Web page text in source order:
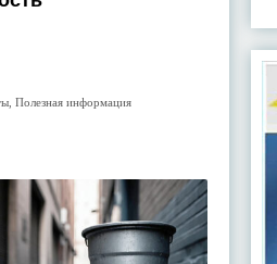
, Полезная информация